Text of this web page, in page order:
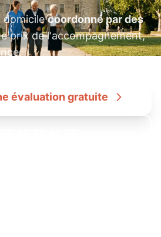
domicilecoordonné par des
prix de l'accompagnement,
évaluation gratuite